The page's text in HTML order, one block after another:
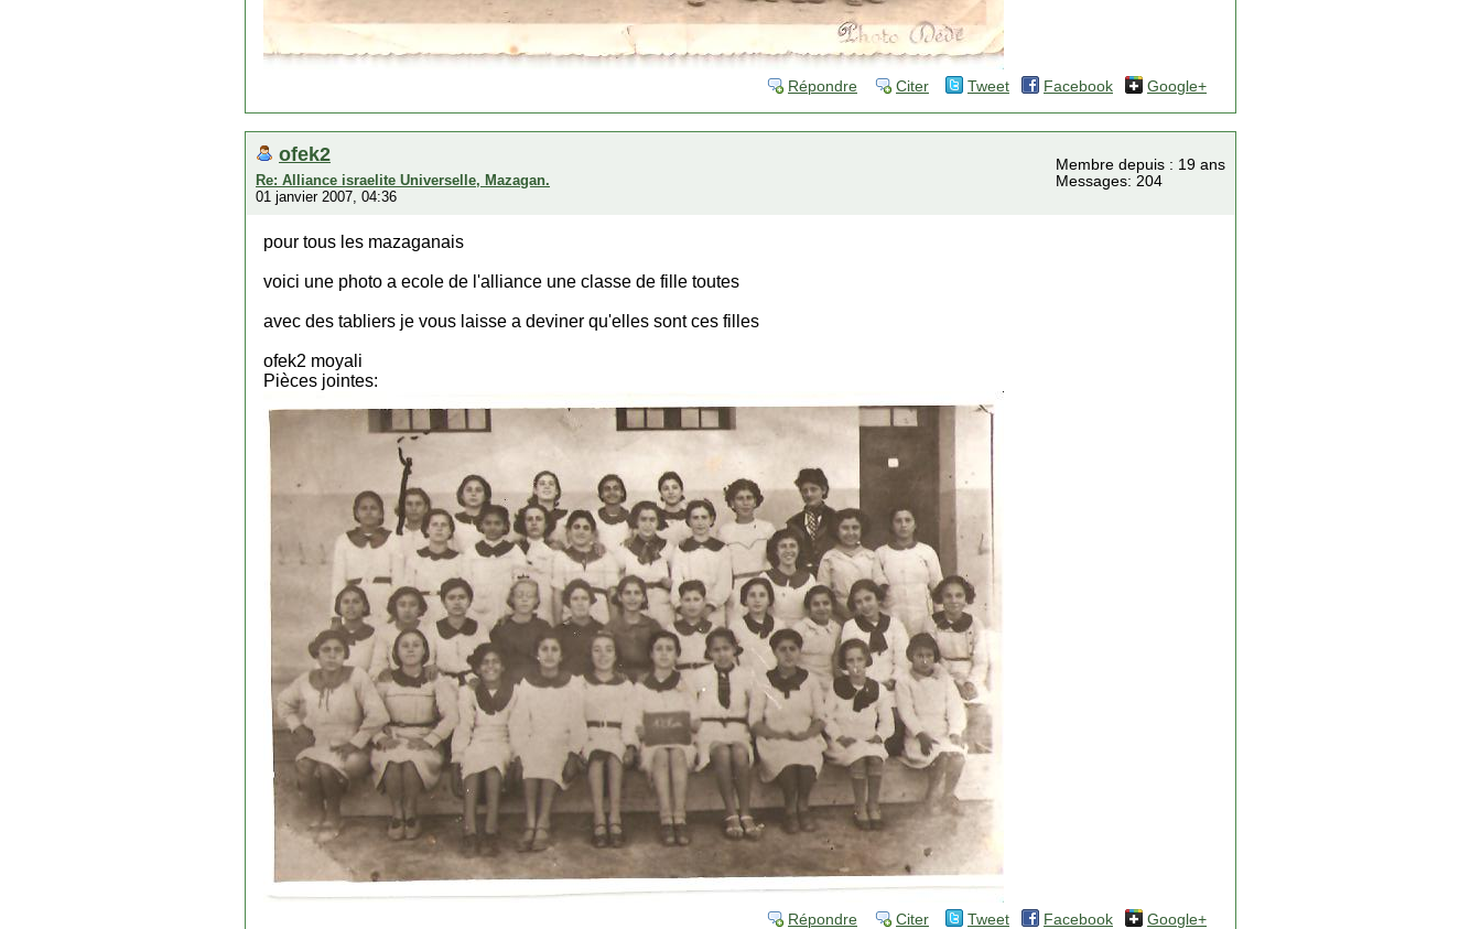
Répondre Citer Tweet Facebook Google+
ofek2
Re: Alliance israelite Universelle, Mazagan.
01 janvier 2007, 04:36
Membre depuis : 19 ans
Messages: 204
pour tous les mazaganais
voici une photo a ecole de l'alliance une classe de fille toutes
avec des tabliers je vous laisse a deviner qu'elles sont ces filles
ofek2 moyali
Pièces jointes:
Répondre Citer Tweet Facebook Google+